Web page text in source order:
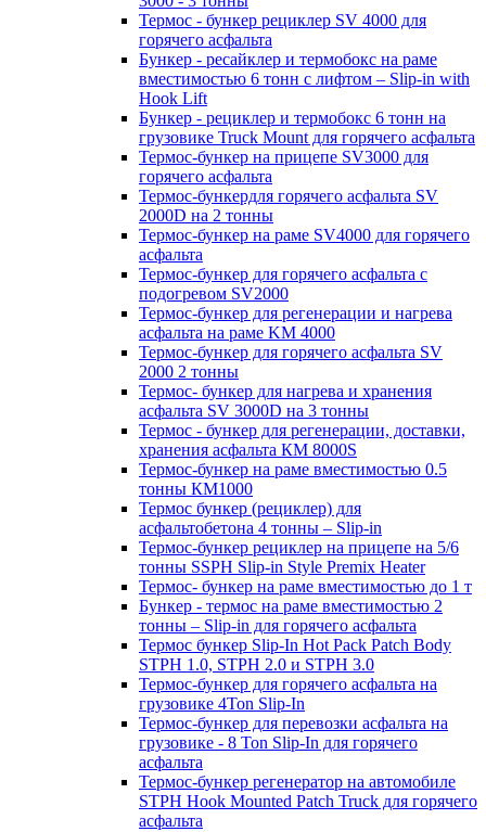
Термос - бункер рециклер SV 4000 для
горячего асфальта
Бункер - ресайклер и термобокс на раме
вместимостью 6 тонн с лифтом – Slip-in with
Hook Lift
Бункер - рециклер и термобокс 6 тонн на
грузовике Truck Mount для горячего асфальта
Термос-бункер на прицепе SV3000 для
горячего асфальта
Термос-бункердля горячего асфальта SV
2000D на 2 тонны
Термос-бункер на раме SV4000 для горячего
асфальта
Термос-бункер для горячего асфальта с
подогревом SV2000
Термос-бункер для регенерации и нагрева
асфальта на раме KM 4000
Термос-бункер для горячего асфальта SV
2000 2 тонны
Термос- бункер для нагрева и хранения
асфальта SV 3000D на 3 тонны
Термос - бункер для регенерации, доставки,
хранения асфальта КМ 8000S
Термос-бункер на раме вместимостью 0.5
тонны КМ1000
Термос бункер (рециклер) для
асфальтобетона 4 тонны – Slip-in
Термос-бункер рециклер на прицепе на 5/6
тонны SSPH Slip-in Style Premix Heater
Термос- бункер на раме вместимостью до 1 т
Бункер - термос на раме вместимостью 2
тонны – Slip-in для горячего асфальта
Термос бункер Slip-In Hot Pack Patch Body
STPH 1.0, STPH 2.0 и STPH 3.0
Термос-бункер для горячего асфальта на
грузовике 4Ton Slip-In
Термос-бункер для перевозки асфальта на
грузовике - 8 Ton Slip-In для горячего
асфальта
Термос-бункер регенератор на автомобиле
STPH Hook Mounted Patch Truck для горячего
асфальта